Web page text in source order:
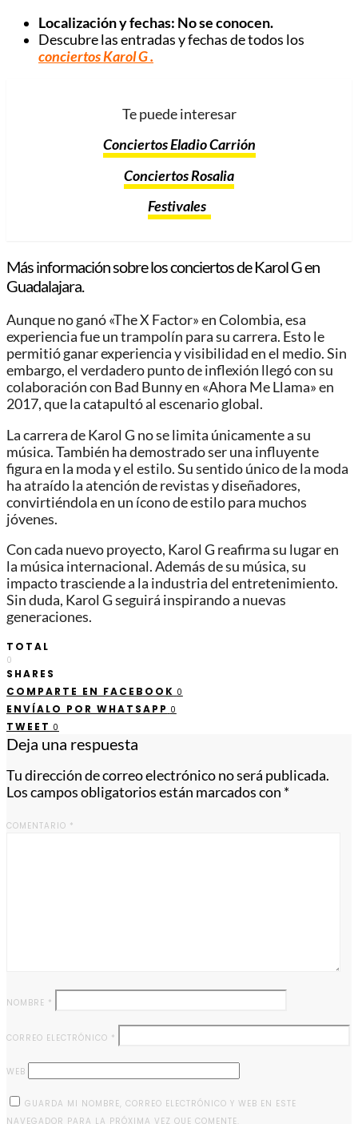
Localización y fechas: No se conocen.
Descubre las entradas y fechas de todos los
conciertos Karol G.
Te puede interesar
Conciertos Eladio Carrión
Conciertos Rosalia
Festivales
Más información sobre los conciertos de Karol G en
Guadalajara.
Aunque no ganó «The X Factor» en Colombia, esa
experiencia fue un trampolín para su carrera. Esto le
permitió ganar experiencia y visibilidad en el medio. Sin
embargo, el verdadero punto de inflexión llegó con su
colaboración con Bad Bunny en «Ahora Me Llama» en
2017, que la catapultó al escenario global.
La carrera de Karol G no se limita únicamente a su
música. También ha demostrado ser una influyente
figura en la moda y el estilo. Su sentido único de la moda
ha atraído la atención de revistas y diseñadores,
convirtiéndola en un ícono de estilo para muchos
jóvenes.
Con cada nuevo proyecto, Karol G reafirma su lugar en
la música internacional. Además de su música, su
impacto trasciende a la industria del entretenimiento.
Sin duda, Karol G seguirá inspirando a nuevas
generaciones.
TOTAL
0
SHARES
COMPARTE EN FACEBOOK 0
ENVÍALO POR WHATSAPP 0
TWEET 0
Deja una respuesta
Tu dirección de correo electrónico no será publicada.
Los campos obligatorios están marcados con *
COMENTARIO *
NOMBRE *
CORREO ELECTRÓNICO *
WEB
GUARDA MI NOMBRE, CORREO ELECTRÓNICO Y WEB EN ESTE
NAVEGADOR PARA LA PRÓXIMA VEZ QUE COMENTE.